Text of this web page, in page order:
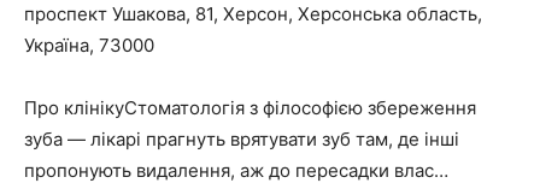
проспект Ушакова, 81, Херсон, Херсонська область,
Україна, 73000
Про клінікуСтоматологія з філософією збереження
зуба — лікарі прагнуть врятувати зуб там, де інші
пропонують видалення, аж до пересадки влас…